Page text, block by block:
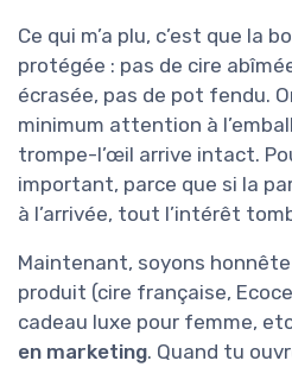
Ce qui m’a plu, c’est que la
protégée : pas de cire
écrasée, pas de pot fendu.
minimum attention à
trompe-l’œil arrive intact.
important, parce que si la
à l’arrivée, tout l’intérêt
Maintenant, soyons
produit (cire française,
cadeau luxe pour femme,
en marketing. Quand tu